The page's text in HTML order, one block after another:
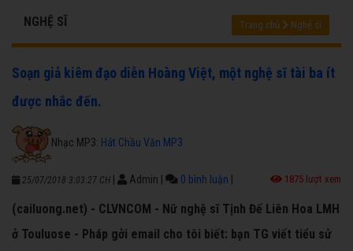
NGHỆ SĨ Trang chủ Nghệ sĩ
Soạn giả kiêm đạo diễn Hoàng Việt, một nghệ sĩ tài ba ít
được nhắc đến.
Nhạc MP3: Hát Chầu Văn MP3
25/07/2018 3:03:27 CH Admin 0 bình luận 1875 lượt xem
(cailuong.net) - CLVNCOM - Nữ nghệ sĩ Tịnh Đế Liên Hoa LMH
ở Touluose - Pháp gởi email cho tôi biết: bạn TG viết tiểu sử